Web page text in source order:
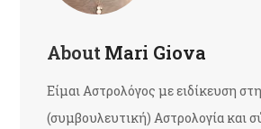
AboutMari Giova
Είμαι Αστρολόγος με ειδίκευση
(συμβουλευτική) Αστρολογία και